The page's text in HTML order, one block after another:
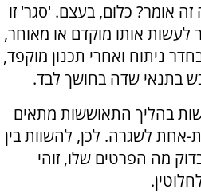
אומר? כלום, בעצם. 'סגר' זו
לעשות אותו מוקדם או מאוחר,
ניתוח ואחרי תכנון מוקפד,
בתנאי שדה בחושך לבד.
בהליך התאוששות מתאים
אחת לשגרה. לכן, להשוות בין
מה הפרטים שלו, זוהי